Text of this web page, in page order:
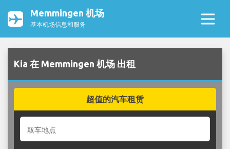
Memmingen 机场
基本机场信息和服务
Kia 在 Memmingen 机场 出租
超值的汽车租赁
取车地点